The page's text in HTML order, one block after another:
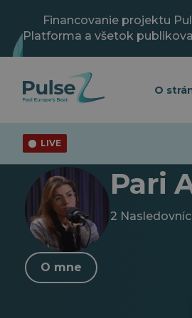
hlavný
obsah
Financovanie projektu
Platforma a všetok
O
LIVE
Pari
2
O mne